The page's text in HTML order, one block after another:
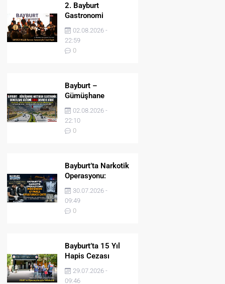
2. Bayburt
Gastronomi
Festivali BAYDER
Müzik Korosu
Konseriyle Final
Yaptı
02.08.2026 -
22:59
0
Bayburt –
Gümüşhane
Hattında Elektronik
Denetleme Sistemi
(EDS) Devreye Girdi
02.08.2026 -
22:10
0
Bayburt’ta Narkotik
Operasyonu:
Midesinden 47
Parça Uyuşturucu
Çıktı!
30.07.2026 -
09:49
0
Bayburt’ta 15 Yıl
Hapis Cezası
Bulunan Şahıs
JASAT’ın
29.07.2026 -
09:46